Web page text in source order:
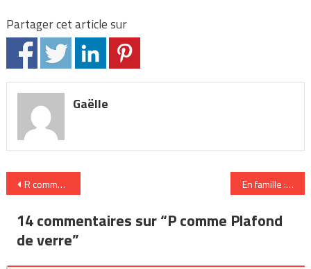
Partager cet article sur
Gaëlle
Navigation
de
l’article
R comme Responsabilité En famille : un
14 commentaires sur “P comme Plafond
de verre”